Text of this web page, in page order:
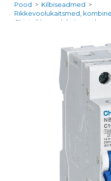
Pood > Kilbiseadmed >
Rikkevoolukaitsmed,
Chint rikkevoolukaitsmed
NB1L1PN30MAA6B,